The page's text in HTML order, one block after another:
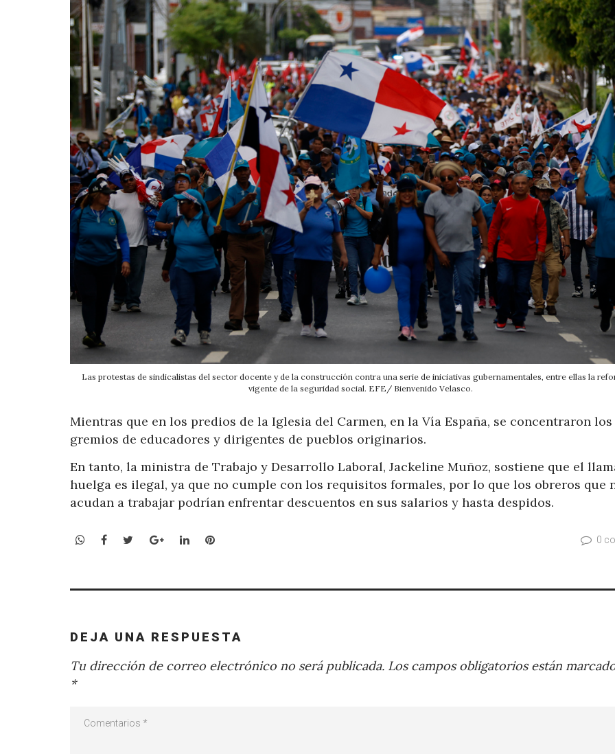
Las protestas de sindicalistas del sector docente y de la construcción contra una serie de iniciativas gubernamentales, entre ellas la
vigente de la seguridad social. EFE/ Bienvenido Velasco.
Mientras que en los predios de la Iglesia del Carmen, en la Vía España, se concentraron los
gremios de educadores y dirigentes de pueblos originarios.
En tanto, la ministra de Trabajo y Desarrollo Laboral, Jackeline Muñoz, sostiene que el
huelga es ilegal, ya que no cumple con los requisitos formales, por lo que los obreros que
acudan a trabajar podrían enfrentar descuentos en sus salarios y hasta despidos.
WhatsApp
Facebook
TwitterGoogle+LinkedInPinterest 0
DEJA UNA RESPUESTA
Tu dirección de correo electrónico no será publicada. Los campos obligatorios están
*